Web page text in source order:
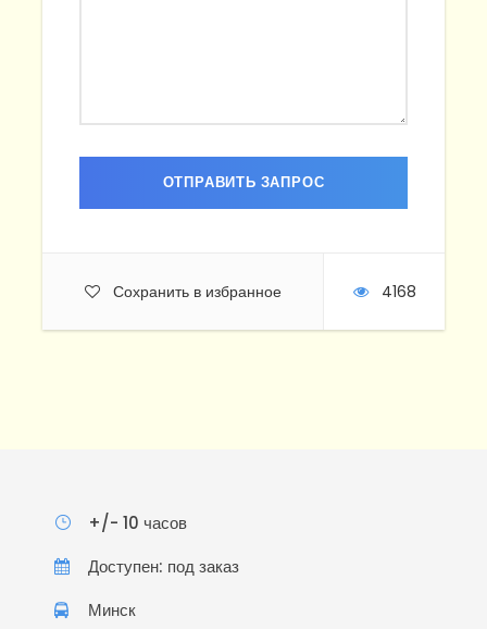
Сохранить в избранное 4168
+/- 10 часов
Доступен: под заказ
Минск